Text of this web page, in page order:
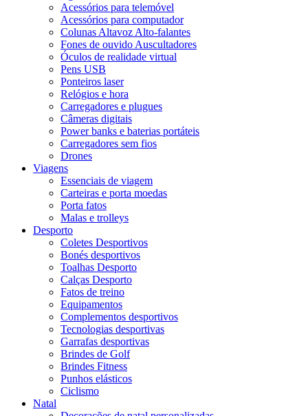
Acessórios para telemóvel
Acessórios para computador
Colunas Altavoz Alto-falantes
Fones de ouvido Auscultadores
Óculos de realidade virtual
Pens USB
Ponteiros laser
Relógios e hora
Carregadores e plugues
Câmeras digitais
Power banks e baterias portáteis
Carregadores sem fios
Drones
Viagens
Essenciais de viagem
Carteiras e porta moedas
Porta fatos
Malas e trolleys
Desporto
Coletes Desportivos
Bonés desportivos
Toalhas Desporto
Calças Desporto
Fatos de treino
Equipamentos
Complementos desportivos
Tecnologias desportivas
Garrafas desportivas
Brindes de Golf
Brindes Fitness
Punhos elásticos
Ciclismo
Natal